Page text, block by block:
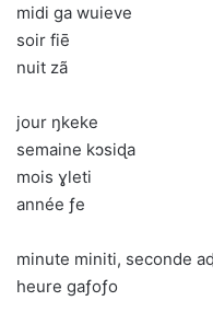
midi ga wuieve
soir fiē
nuit zã
jour ŋkeke
semaine kɔsiɖa
mois ɣleti
année ƒe
minute miniti, seconde
heure gaƒoƒo